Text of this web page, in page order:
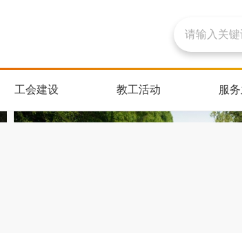
工会建设 教工活动 服